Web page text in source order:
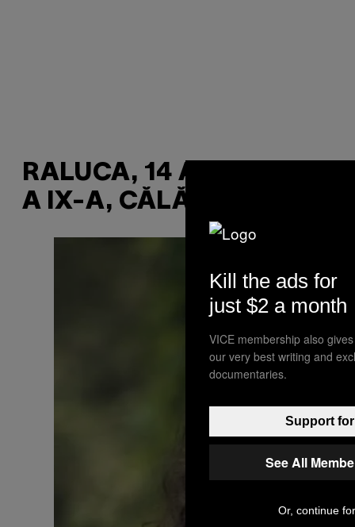
RALUCA, 14 ANI, CLASA
A IX-A, CĂLĂRAȘI
Kill the ads for
just $2 a month
VICE membership also
our very best writing and
documentaries.
Support for
See All
Or, continue